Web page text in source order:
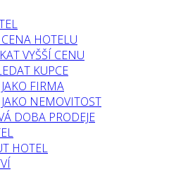
CENA HOTELU
VYŠŠÍ CENU
KUPCE
FIRMA
NEMOVITOST
DOBA PRODEJE
HOTEL